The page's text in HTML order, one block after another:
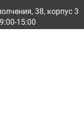
38, корпус 3
15:00